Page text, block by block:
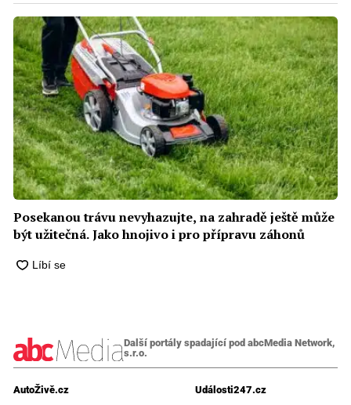
Posekanou trávu nevyhazujte, na zahradě ještě může
být užitečná. Jako hnojivo i pro přípravu záhonů
Další portály spadající pod abcMedia Network,
s.r.o.
AutoŽivě.cz
Události247.cz